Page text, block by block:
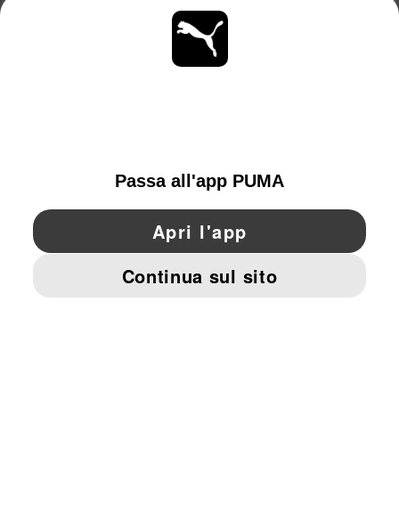
MAGGIORI INFORMAZIONI
OTTIENI TUTTI GLI AGGIORNAMENTI
YouTube Pinterest
DATI AZIENDALI E LEGALI